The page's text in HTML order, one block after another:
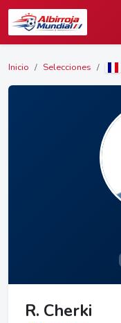
Inicio Selecciones
R. Cherki